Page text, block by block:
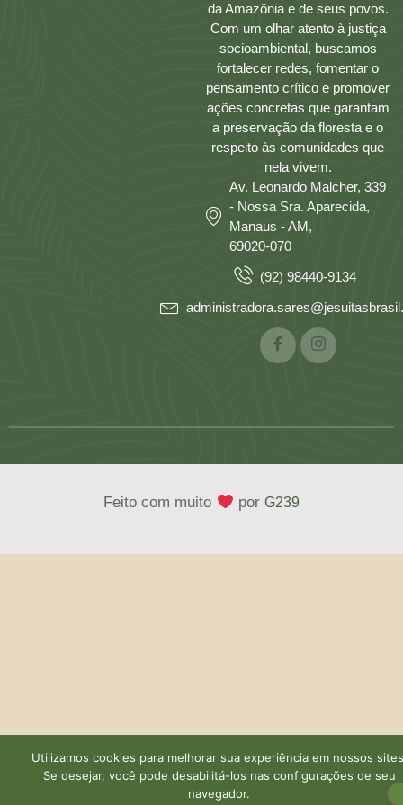
da Amazônia e de seus povos.
Com um olhar atento à justiça
socioambiental, buscamos
fortalecer redes, fomentar o
pensamento crítico e promover
ações concretas que garantam
a preservação da floresta e o
respeito às comunidades que
nela vivem.
Av. Leonardo Malcher, 339
- Nossa Sra. Aparecida,
Manaus - AM,
69020-070
(92) 98440-9134
Feito com muito por G239
Utilizamos cookies para melhorar sua experiência em nossos
Se desejar, você pode desabilitá-los nas configurações de seu
navegador.